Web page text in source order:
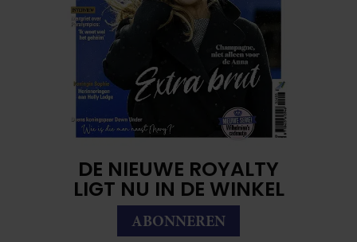
DE NIEUWE ROYALTY
LIGT NU IN DE WINKEL
ABONNEREN